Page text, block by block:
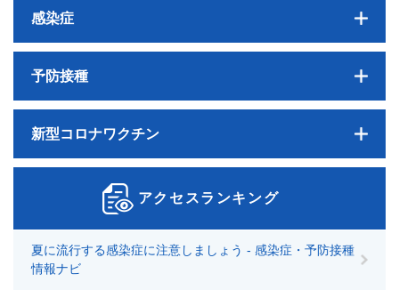
感染症
予防接種
新型コロナワクチン
アクセスランキング
夏に流行する感染症に注意しましょう - 感染症・予防接種
情報ナビ